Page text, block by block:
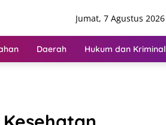
Jumat, 7 Agustus 2026
Daerah Hukum dan Kriminal